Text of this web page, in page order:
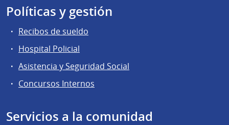
Políticas y gestión
Recibos de sueldo
Hospital Policial
Asistencia y Seguridad Social
Concursos Internos
Servicios a la comunidad